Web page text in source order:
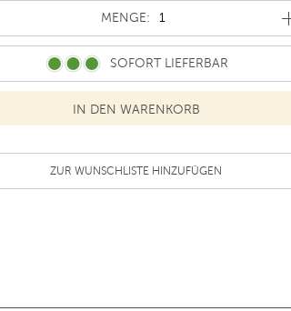
MENGE: MENGE
SOFORT LIEFERBAR
ZUR WUNSCHLISTE HINZUFÜGEN